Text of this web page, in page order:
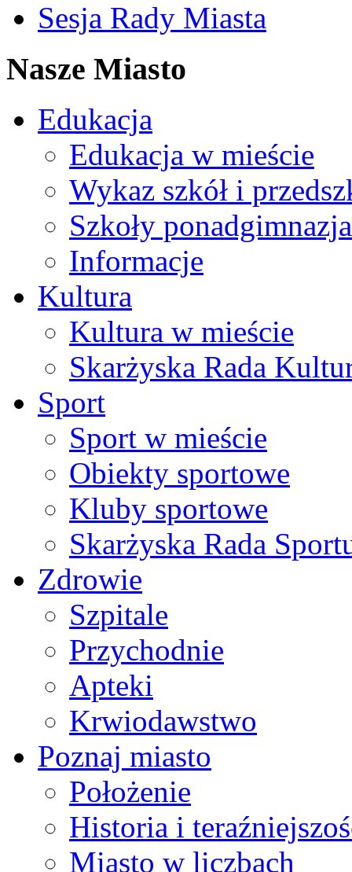
Sesja Rady Miasta
Nasze Miasto
Edukacja
Edukacja w mieście
Wykaz szkół i
Szkoły
Informacje
Kultura
Kultura w mieście
Skarżyska Rada
Sport
Sport w mieście
Obiekty sportowe
Kluby sportowe
Skarżyska Rada
Zdrowie
Szpitale
Przychodnie
Apteki
Krwiodawstwo
Poznaj miasto
Położenie
Historia i
Miasto w liczbach